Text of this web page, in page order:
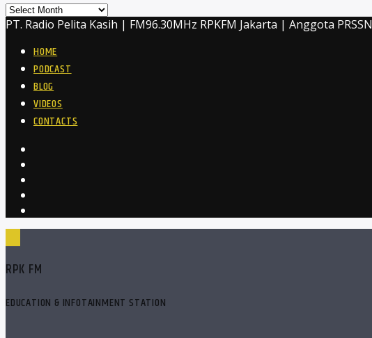
Archives
PT. Radio Pelita Kasih | FM96.30MHz RPKFM Jakarta | Anggota
HOME
PODCAST
BLOG
VIDEOS
CONTACTS
RPK FM
EDUCATION & INFOTAINMENT STATION